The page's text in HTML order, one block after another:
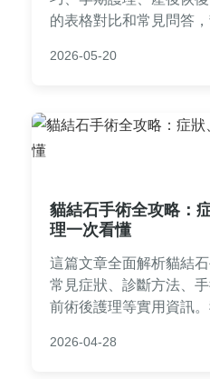
的表格對比和常見問答
寶貴建議。
2026-05-20
貓結石手術全攻略：
理一次看懂
這篇文章全面解析貓結
常見症狀、診斷方法、
前術後護理等實用資訊
確保毛孩健康。
2026-04-28